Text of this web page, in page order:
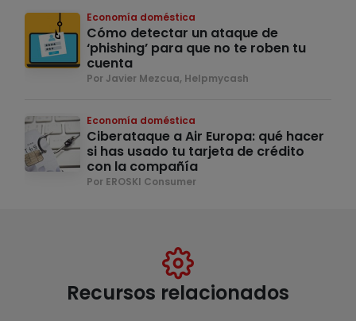
Economía doméstica
Cómo detectar un ataque de
‘phishing’ para que no te roben tu
cuenta
Por Javier Mezcua, Helpmycash
Economía doméstica
Ciberataque a Air Europa: qué hacer
si has usado tu tarjeta de crédito
con la compañía
Por EROSKI Consumer
Recursos relacionados